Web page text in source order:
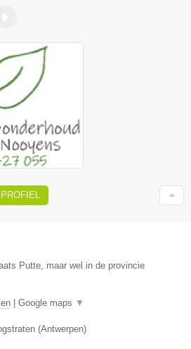
Putte, maar wel in de provincie
Google maps ▼
(Antwerpen)